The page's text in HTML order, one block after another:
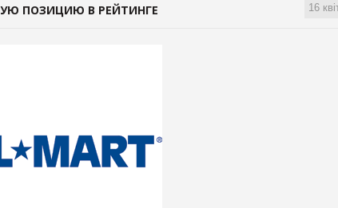
16
ПОЗИЦИЮ В РЕЙТИНГЕ